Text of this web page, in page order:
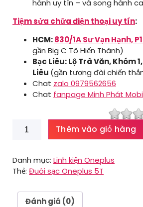
hành uy tín – và song hành
Tiệm sửa chữa điện thoại uy tín:
HCM:830/1A Sư Vạn Hạnh,
gần Big C Tô Hiến Thành)
Bạc Liêu: Lộ Trà Văn, Khóm
Liêu (gần tượng đài chiến
Chat zalo 0979562656
Chat fanpage Minh Phát
Đuôi
5T
số
Thêm vào giỏ hàng
Danh mục: Linh kiện Oneplus
Thẻ: Đuôi sạc Oneplus 5T
Đánh giá (0)